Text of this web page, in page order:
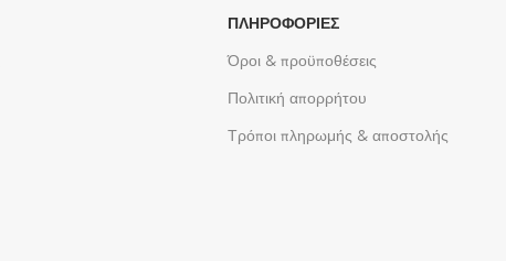
ΠΛΗΡΟΦΟΡΊΕΣ
Όροι & προϋποθέσεις
Πολιτική απορρήτου
Τρόποι πληρωμής & αποστολής